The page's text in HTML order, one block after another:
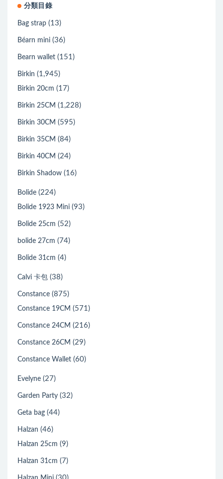
分類目錄
Bag strap (13)
Béarn mini (36)
Bearn wallet (151)
Birkin (1,945)
Birkin 20cm (17)
Birkin 25CM (1,228)
Birkin 30CM (595)
Birkin 35CM (84)
Birkin 40CM (24)
Birkin Shadow (16)
Bolide (224)
Bolide 1923 Mini (93)
Bolide 25cm (52)
bolide 27cm (74)
Bolide 31cm (4)
Calvi 卡包 (38)
Constance (875)
Constance 19CM (571)
Constance 24CM (216)
Constance 26CM (29)
Constance Wallet (60)
Evelyne (27)
Garden Party (32)
Geta bag (44)
Halzan (46)
Halzan 25cm (9)
Halzan 31cm (7)